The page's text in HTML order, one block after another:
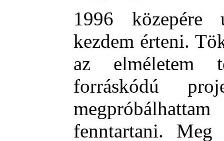
1996 közepére
kezdem érteni.
az elméletem
forráskódú
fenntartani.